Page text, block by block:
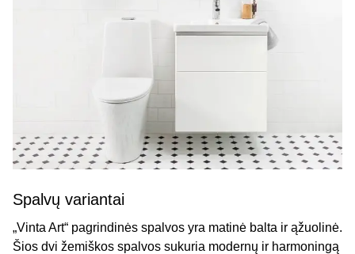
Spalvų variantai
„Vinta Art“ pagrindinės spalvos yra matinė balta ir ąžuolinė.
Šios dvi žemiškos spalvos sukuria modernų ir harmoningą